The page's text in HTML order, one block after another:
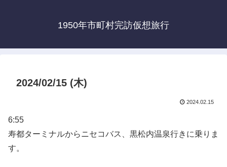
1950年市町村完訪仮想旅行
2024/02/15 (木)
2024.02.15
6:55
寿都ターミナルからニセコバス、黒松内温泉行きに乗りま
す。